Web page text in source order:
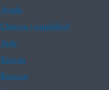
Ayuda
Chinese (simplified)
Aide
Korean
Russian